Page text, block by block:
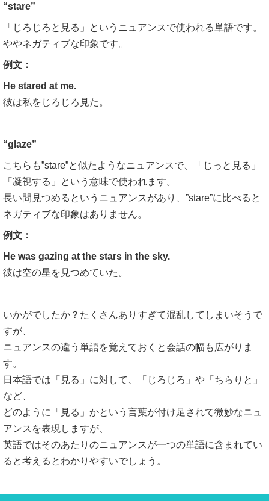
“stare”
「じろじろと見る」というニュアンスで使われる単語です。
ややネガティブな印象です。
例文：
He stared at me.
彼は私をじろじろ見た。
“glaze”
こちらも”stare”と似たようなニュアンスで、「じっと見る」
「凝視する」という意味で使われます。
長い間見つめるというニュアンスがあり、”stare”に比べると
ネガティブな印象はありません。
例文：
He was gazing at the stars in the sky.
彼は空の星を見つめていた。
いかがでしたか？たくさんありすぎて混乱してしまいそうで
すが、
ニュアンスの違う単語を覚えておくと会話の幅も広がりま
す。
日本語では「見る」に対して、「じろじろ」や「ちらりと」
など、
どのように「見る」かという言葉が付け足されて微妙なニュ
アンスを表現しますが、
英語ではそのあたりのニュアンスが一つの単語に含まれてい
ると考えるとわかりやすいでしょう。